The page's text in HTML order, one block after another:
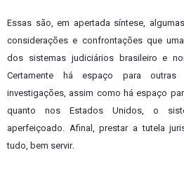
Essas são, em apertada síntese,
considerações e confrontações que
dos sistemas judiciários brasileiro e
Certamente há espaço para
investigações, assim como há espaço
quanto nos Estados Unidos, o
aperfeiçoado. Afinal, prestar a tutela
tudo, bem servir.